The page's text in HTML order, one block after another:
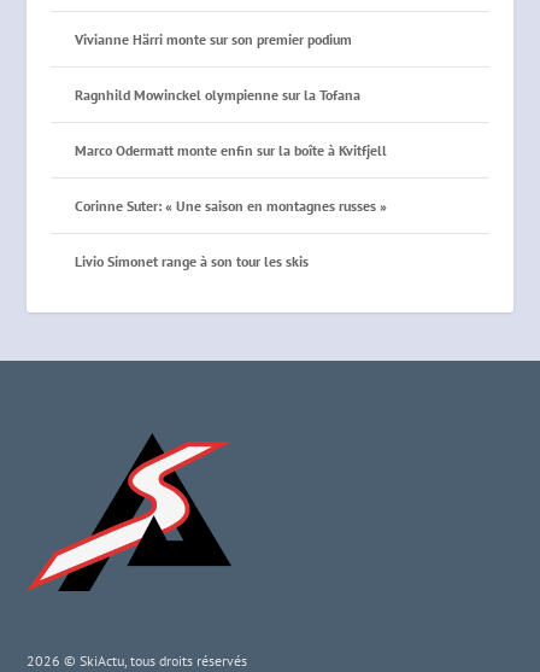
Vivianne Härri monte sur son premier podium
Ragnhild Mowinckel olympienne sur la Tofana
Marco Odermatt monte enfin sur la boîte à Kvitfjell
Corinne Suter: « Une saison en montagnes russes »
Livio Simonet range à son tour les skis
2026 © SkiActu, tous droits réservés